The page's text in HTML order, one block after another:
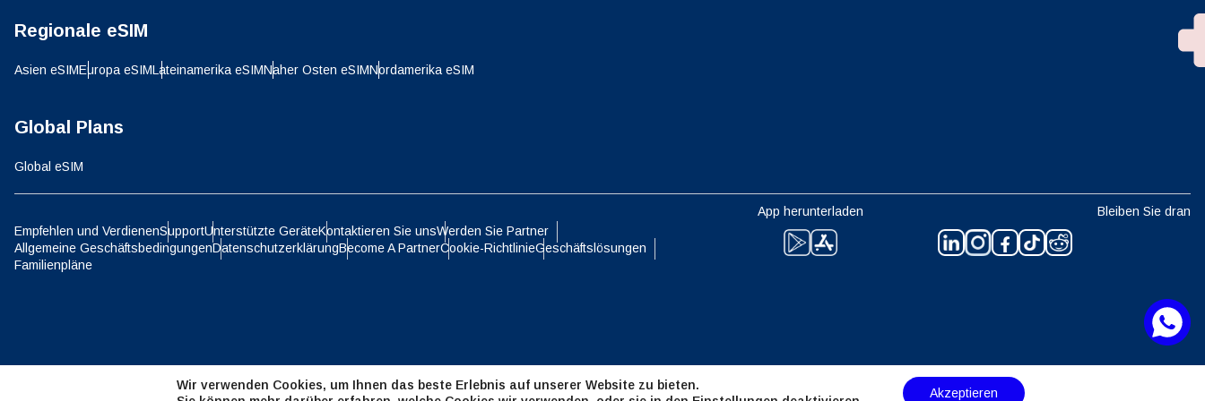
Regionale eSIM
Asien eSIMEuropa eSIMLateinamerika eSIMNaher Osten eSIMNordamerika eSIM
Global Plans
Global eSIM
Empfehlen und VerdienenSupportUnterstützte GeräteKontaktieren Sie unsWerden Sie Partner
Allgemeine GeschäftsbedingungenDatenschutzerklärungBecome A PartnerCookie-RichtlinieGeschäftslösungen
Familienpläne
App herunterladen Bleiben Sie dran
Polski
JPY - Japanischer Yen
IDR - Indonesische Rupiah AUD - Australischer Dollar
CAD - Kanadischer Dollar GBP - Pfund Sterling
CHF - Schweizer Franken NZD - Neuseeland-Dollar
Wir verwenden Cookies, um Ihnen das beste Erlebnis auf unserer Website zu bieten.
Akzeptieren